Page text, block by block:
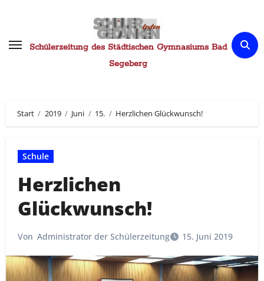
springenSchülerzeitung des Städtischen Gymnasiums Bad
Segeberg
Start 2019 Juni 15. Herzlichen Glückwunsch!
Schule
Herzlichen
Glückwunsch!
Von Administrator der Schülerzeitung 15. Juni 2019